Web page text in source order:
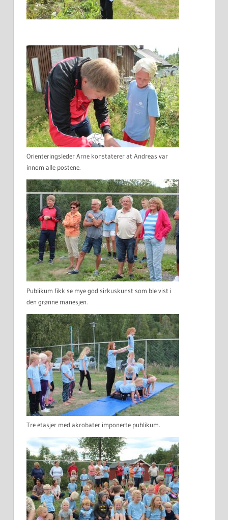
Orienteringsleder Arne konstaterer at Andreas var
innom alle postene.
Publikum fikk se mye god sirkuskunst som ble vist i
den grønne manesjen.
Tre etasjer med akrobater imponerte publikum.